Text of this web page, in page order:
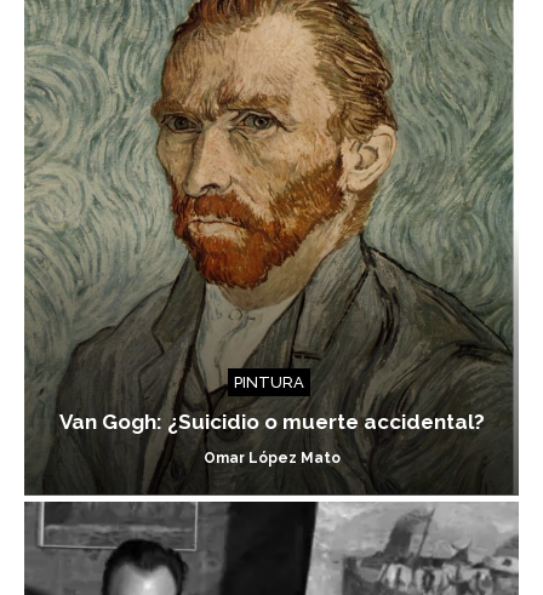
PINTURA
Van Gogh: ¿Suicidio o muerte accidental?
Omar López Mato